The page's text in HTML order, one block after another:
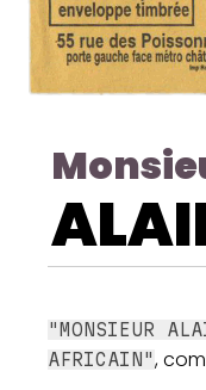
"MONSIEUR
AFRICAIN",